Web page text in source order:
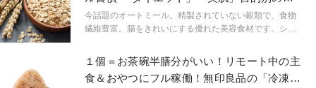
けでなく手に取りやすいビギナー向けも多くなりまし
た。目的やライフスタイルに合わせて、選び方だけでな
い味方になるプロテインを見つけてくださいね！
び方と食べ方
今話題のオートミール。精製されていない穀類で、食物
繊維豊富。腸をきれいにする優れた美容食材です。シリ
をかけて食べて「あ、味がない！」と困惑した経験があ
る方も多いのではないでしょうか。 健康や美容のために
栄養効果を知って効果的に食べましょう。初心者でもカ
１個＝お茶碗半膳分がいい！リモート中の主
食＆おやつにフル稼働！無印良品の「冷凍雑